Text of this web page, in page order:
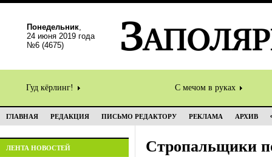
Понедельник,
24 июня 2019 года
№6 (4675)
Гуд кёрлинг! С мечом в руках
ГЛАВНАЯ РЕДАКЦИЯ ПИСЬМО РЕДАКТОРУ РЕКЛАМА АРХИВ
ЛЕНТА НОВОСТЕЙ Стропальщики